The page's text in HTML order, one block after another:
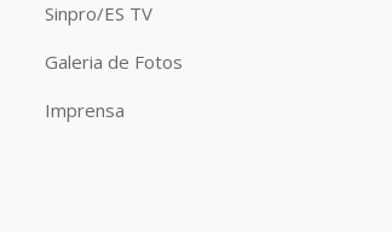
Sinpro/ES TV
Galeria de Fotos
Imprensa